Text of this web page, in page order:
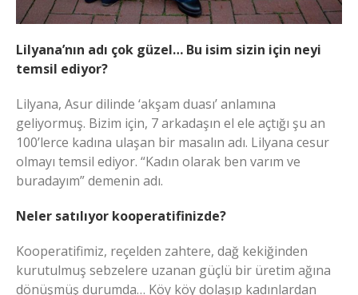
Lilyana’nın adı çok güzel… Bu isim sizin için neyi
temsil ediyor?
Lilyana, Asur dilinde ‘akşam duası’ anlamına
geliyormuş. Bizim için, 7 arkadaşın el ele açtığı şu an
100’lerce kadına ulaşan bir masalın adı. Lilyana cesur
olmayı temsil ediyor. “Kadın olarak ben varım ve
buradayım” demenin adı.
Neler satılıyor kooperatifinizde?
Kooperatifimiz, reçelden zahtere, dağ kekiğinden
kurutulmuş sebzelere uzanan güçlü bir üretim ağına
dönüşmüş durumda… Köy köy dolaşıp kadınlardan